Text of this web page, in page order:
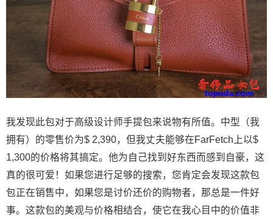
我发现此包对于高级设计师手提包来说物有所值。中型（我
拥有）的零售价为$ 2,390，但我丈夫能够在FarFetch上以$
1,300的价格将其搞定。他为自己找到好东西而感到自豪，这
真的很可爱！如果您进行足够的搜索，您肯定会发现这款包
包正在销售中，如果您是讨价还价的购物者，那总是一件好
事。这款包的美观与价格相结合，使它在我心目中的价值非